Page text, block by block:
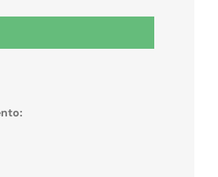
e pessoas físicas